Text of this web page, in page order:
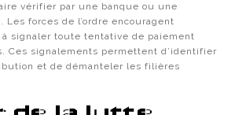
vérifier par une banque ou une
forces de l’ordre encouragent
signaler toute tentative de paiement
Ces signalements permettent d’identifier
et de démanteler les filières